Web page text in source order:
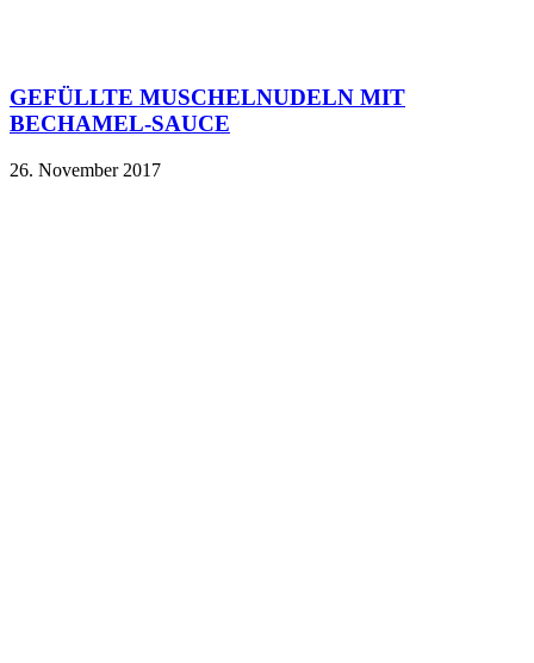
GEFÜLLTE MUSCHELNUDELN MIT
BECHAMEL-SAUCE
26. November 2017